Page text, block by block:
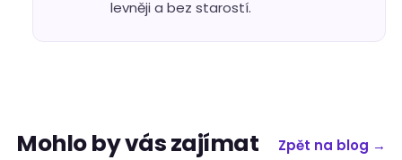
levněji a bez starostí.
Mohlo by vás zajímat Zpět na blog →